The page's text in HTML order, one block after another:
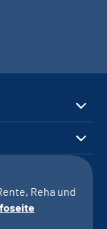
Reha und